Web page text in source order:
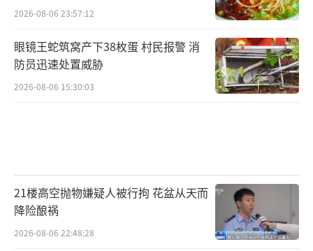
2026-08-06 23:57:12
眼镜王蛇筑窝产下38枚蛋 村民报警 消
防员迅速处置威胁
2026-08-06 15:30:03
21楼高空抛物嫌疑人被行拘 花盆从天而
降险酿祸
2026-08-06 22:48:28